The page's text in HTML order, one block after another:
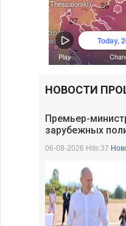
НОВОСТИ
Премьер-
зарубежных
06-08-2026 Hits:37